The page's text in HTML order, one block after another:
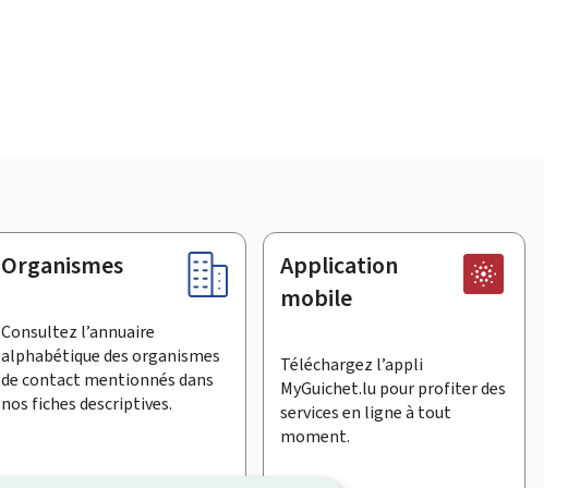
Organismes
Consultez l’annuaire
alphabétique des organismes
de contact mentionnés dans
nos fiches descriptives.
Application
mobile
Téléchargez l’appli
MyGuichet.lu pour profiter des
services en ligne à tout
moment.